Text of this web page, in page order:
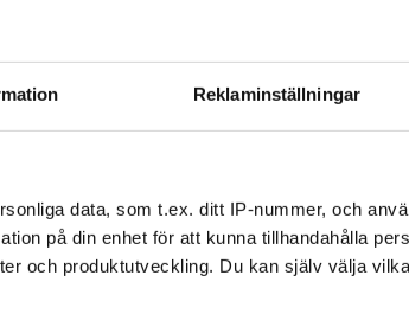
Reklaminställningar
data, som t.ex. ditt IP-nummer, och
på din enhet för att kunna tillhandahålla
och produktutveckling. Du kan själv välja
bland elektriker. Under 2012 fick
bland montörer och tre av
Omräknat i arbetsveckor
i jobbet nästan varje vecka under
vid borrjobb i tak och väggar, säger
som kan vara allvarliga